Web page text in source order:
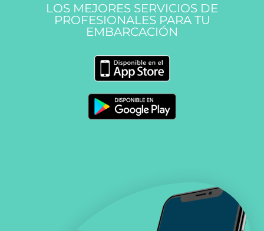
LOS MEJORES SERVICIOS DE
PROFESIONALES PARA TU
EMBARCACIÓN